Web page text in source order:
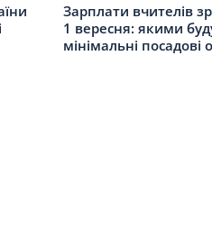
Зарплати вчителів
1 вересня: якими
мінімальні посадові